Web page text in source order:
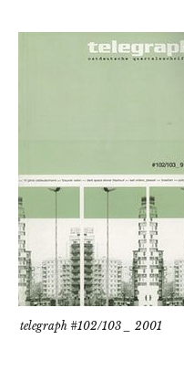
telegraph #102/103 _ 2001